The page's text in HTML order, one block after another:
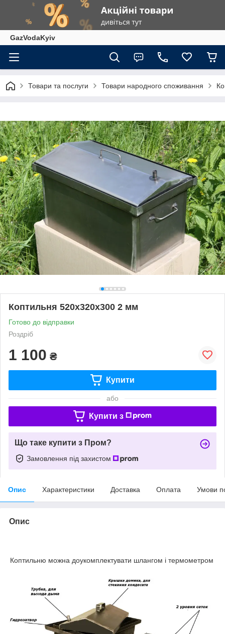
GazVodaKyiv
Товари та послуги Товари народного споживання
Коптильня 520х320х300 2 мм
Готово до відправки
Роздріб
1 100 ₴
Купити
або
Купити з
Що таке купити з Пром?
Замовлення під захистом
Опис Характеристики Доставка Оплата Умови
Опис
Коптильню можна доукомплектувати шлангом і термометром